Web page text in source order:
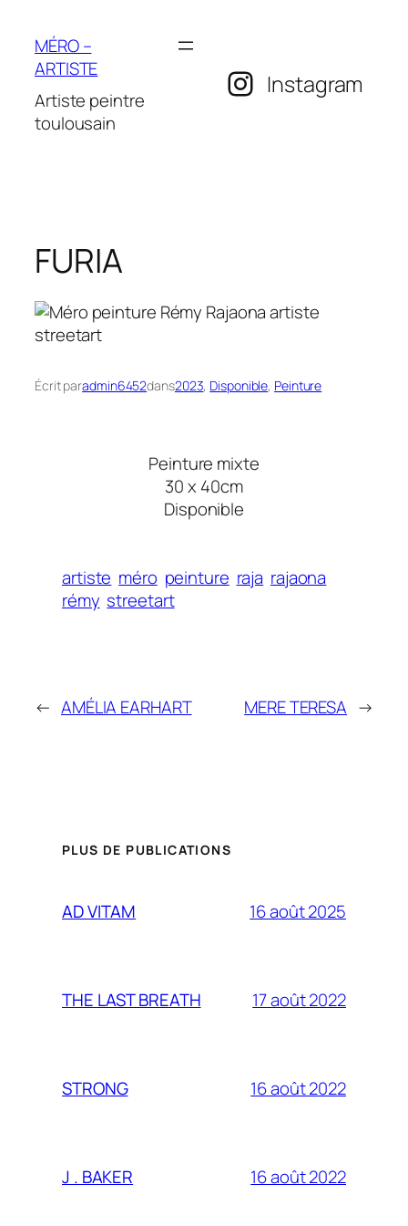
contenu
MÉRO –
ARTISTE
Artiste peintre
toulousain
Instagram
FURIA
Écrit paradmin6452dans2023, Disponible, Peinture
Peinture mixte
30 x 40cm
Disponible
artiste méro peinture raja rajaona
rémy streetart
← AMÉLIA EARHART MERE TERESA →
PLUS DE PUBLICATIONS
AD VITAM 16 août 2025
THE LAST BREATH 17 août 2022
STRONG 16 août 2022
J . BAKER 16 août 2022